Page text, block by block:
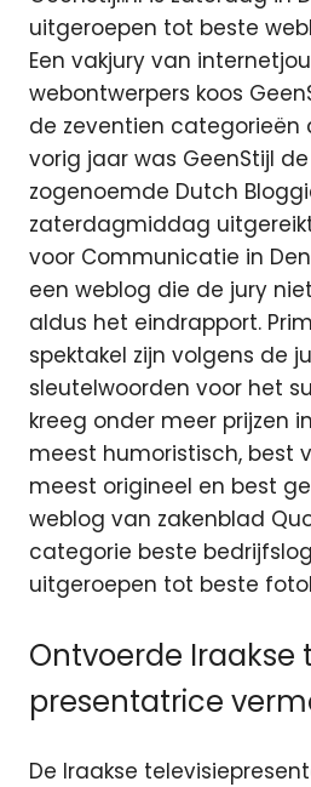
uitgeroepen tot beste
Een vakjury van
webontwerpers koos
de zeventien categorieën
vorig jaar was GeenStijl
zogenoemde Dutch
zaterdagmiddag
voor Communicatie in
een weblog die de jury
aldus het eindrapport.
spektakel zijn volgens de
sleutelwoorden voor het
kreeg onder meer prijzen
meest humoristisch, best
meest origineel en best
weblog van zakenblad
categorie beste
uitgeroepen tot beste
Ontvoerde Iraakse
presentatrice
De Iraakse